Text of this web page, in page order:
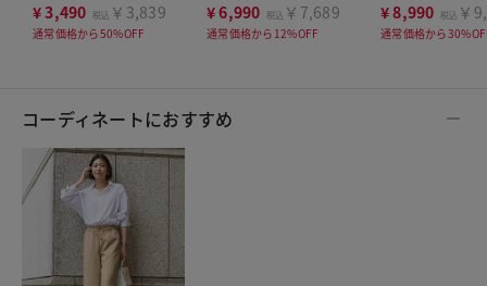
ツ
¥3,490 税込 ￥3,839
通常価格から50%OFF
¥6,990 税込 ￥7,689
通常価格から12%OFF
¥8,990 税込 ￥
通常価格から
コーディネートにおすすめ